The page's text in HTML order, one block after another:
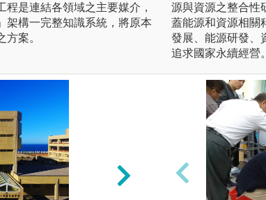
是連結各領域之主要媒介，
架構一完整知識系統，將原本
案。
源與資源之整合性
蓋能源和資源相關
發展、能源研發、
追求國家永續經營。